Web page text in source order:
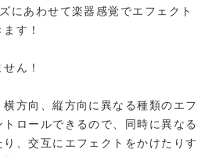
にあわせて楽器感覚でエフェクト
す！
ん！
方向、縦方向に異なる種類のエフ
ロールできるので、同時に異なる
、交互にエフェクトをかけたりす